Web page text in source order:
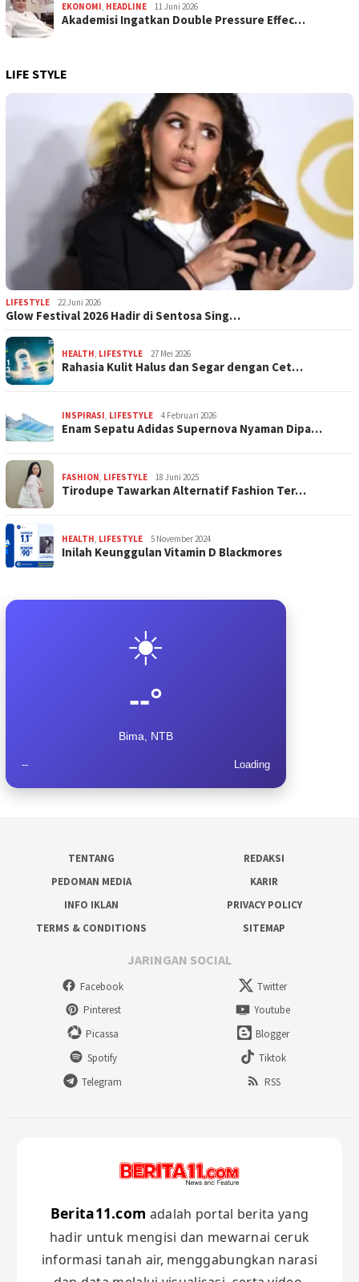
EKONOMI, HEADLINE 11 Juni 2026
Akademisi Ingatkan Double Pressure Effec…
LIFE STYLE
LIFESTYLE 22 Juni 2026
Glow Festival 2026 Hadir di Sentosa Sing…
HEALTH, LIFESTYLE 27 Mei 2026
Rahasia Kulit Halus dan Segar dengan Cet…
INSPIRASI, LIFESTYLE 4 Februari 2026
Enam Sepatu Adidas Supernova Nyaman Dipa…
FASHION, LIFESTYLE 18 Juni 2025
Tirodupe Tawarkan Alternatif Fashion Ter…
HEALTH, LIFESTYLE 5 November 2024
Inilah Keunggulan Vitamin D Blackmores
☀️
--°
Bima, NTB
-- Loading
TENTANG
REDAKSI
PEDOMAN MEDIA
KARIR
INFO IKLAN
PRIVACY POLICY
TERMS & CONDITIONS
SITEMAP
JARINGAN SOCIAL
Facebook
Twitter
Pinterest
Youtube
Picassa
Blogger
Spotify
Tiktok
Telegram
RSS
Berita11.com adalah portal berita yang
hadir untuk mengisi dan mewarnai ceruk
informasi tanah air, menggabungkan narasi